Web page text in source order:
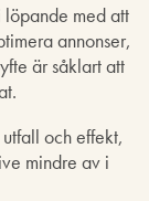
med att
annonser,
är såklart att
och effekt,
mindre av i